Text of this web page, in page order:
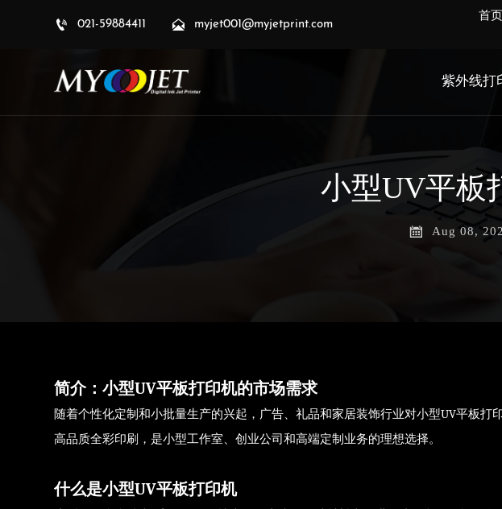
 021-59884411  myjet001@myjetprint.com
首页
紫外线打
小型UV平板
 Aug 08,
简介：小型UV平板打印机的市场需求
随着个性化定制和小批量生产的兴起，广告、礼品和家居装饰行业对小型UV平板
高品质全彩印刷，是小型工作室、创业公司和高端定制业务的理想选择。
什么是小型UV平板打印机